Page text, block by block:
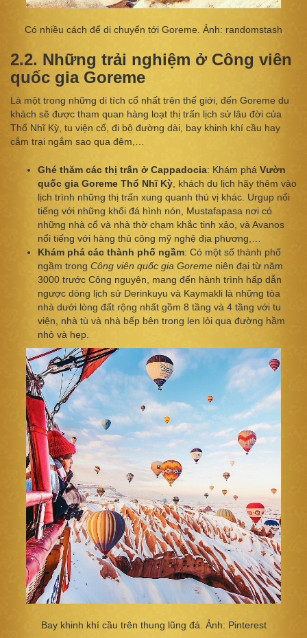
Có nhiều cách để di chuyển tới Goreme. Ảnh: randomstash
2.2. Những trải nghiệm ở Công viên
quốc gia Goreme
Là một trong những di tích cổ nhất trên thế giới, đến Goreme du
khách sẽ được tham quan hàng loạt thị trấn lịch sử lâu đời của
Thổ Nhĩ Kỳ, tu viện cổ, đi bộ đường dài, bay khinh khí cầu hay
cắm trại ngắm sao qua đêm,…
Ghé thăm các thị trấn ở Cappadocia: Khám phá Vườn
quốc gia Goreme Thổ Nhĩ Kỳ , khách du lịch hãy thêm vào
lịch trình những thị trấn xung quanh thú vị khác. Urgup nổi
tiếng với những khối đá hình nón, Mustafapasa nơi có
những nhà cổ và nhà thờ chạm khắc tinh xảo, và Avanos
nổi tiếng với hàng thủ công mỹ nghệ địa phương,…
Khám phá các thành phố ngầm: Có một số thành phố
ngầm trong Công viên quốc gia Goreme niên đại từ năm
3000 trước Công nguyên, mang đến hành trình hấp dẫn
ngược dòng lịch sử Derinkuyu và Kaymakli là những tòa
nhà dưới lòng đất rộng nhất gồm 8 tầng và 4 tầng với tu
viện, nhà tù và nhà bếp bên trong len lỏi qua đường hầm
nhỏ và hẹp.
Bay khinh khí cầu trên thung lũng đá. Ảnh: Pinterest